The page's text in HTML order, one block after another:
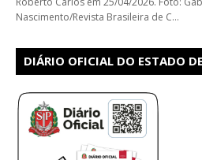
Nascimento/Revista Brasileira de C…
DIÁRIO OFICIAL DO ESTADO